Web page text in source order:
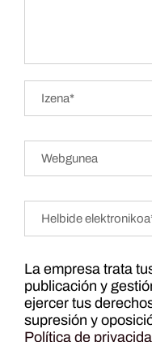
La empresa trata
publicación y
ejercer tus
supresión y
Política de